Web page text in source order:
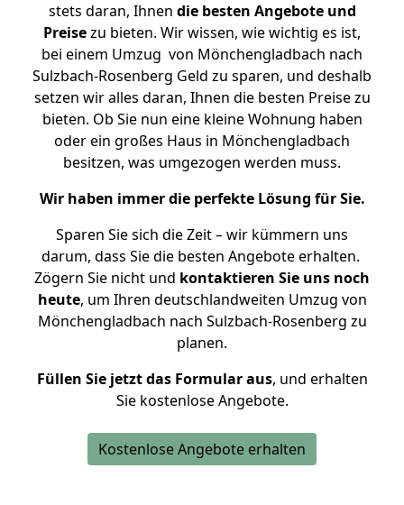
stets daran, Ihnen die besten Angebote und
Preisezu bieten. Wir wissen, wie wichtig es ist,
bei einem Umzug von Mönchengladbach nach
Sulzbach-Rosenberg Geld zu sparen, und deshalb
setzen wir alles daran, Ihnen die besten Preise zu
bieten. Ob Sie nun eine kleine Wohnung haben
oder ein großes Haus in Mönchengladbach
besitzen, was umgezogen werden muss.
Wir haben immer die perfekte Lösung für Sie.
Sparen Sie sich die Zeit – wir kümmern uns
darum, dass Sie die besten Angebote erhalten.
Zögern Sie nicht und kontaktieren Sie uns noch
heute, um Ihren deutschlandweiten Umzug von
Mönchengladbach nach Sulzbach-Rosenberg zu
planen.
Füllen Sie jetzt das Formular aus, und erhalten
Sie kostenlose Angebote.
Kostenlose Angebote erhalten